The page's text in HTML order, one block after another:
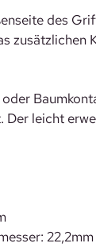
des
leicht
22,2mm